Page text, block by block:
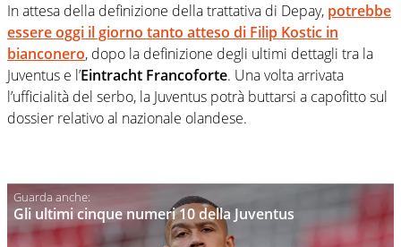
In attesa della definizione della trattativa di Depay, potrebbe
essere oggi il giorno tanto atteso di Filip Kostic in
bianconero, dopo la definizione degli ultimi dettagli tra la
Juventus e l’Eintracht Francoforte. Una volta arrivata
l’ufficialità del serbo, la Juventus potrà buttarsi a capofitto sul
dossier relativo al nazionale olandese.
Gli ultimi cinque numeri 10 della Juventus